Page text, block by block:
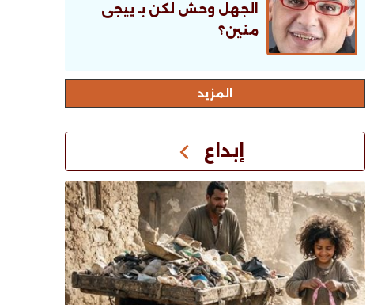
الجهل وحش لكن بـ ييجى
منين؟
اﻟﻤﺰﻳﺪ
إبداع